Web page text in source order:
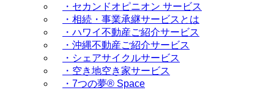
・セカンドオピニオン サービス
・相続・事業承継サービスとは
・ハワイ不動産ご紹介サービス
・沖縄不動産ご紹介サービス
・シェアサイクルサービス
・空き地空き家サービス
・7つの夢® Space